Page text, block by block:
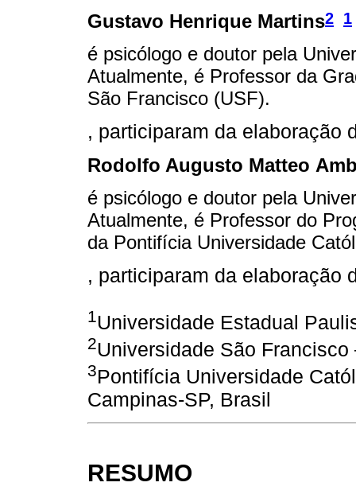
Gustavo Henrique Martins2 1
é psicólogo e doutor pela
Atualmente, é Professor da
São Francisco (USF).
, participaram da elaboração
Rodolfo Augusto Matteo
é psicólogo e doutor pela
Atualmente, é Professor do
da Pontifícia Universidade
, participaram da elaboração
1 Universidade Estadual
2Universidade São
3Pontifícia Universidade
Campinas-SP, Brasil
RESUMO